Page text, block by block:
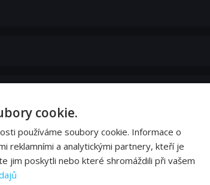
cookie.
používáme soubory cookie. Informace o
reklamními a analytickými partnery, kteří je
jim poskytli nebo které shromáždili při vašem